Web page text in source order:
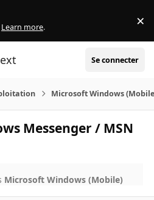
Learn more. ×
Se connecter
Microsoft Windows
Messenger / MSN
Microsoft Windows (Mobile)